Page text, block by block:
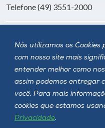
Nós utilizamos os
com nosso site mais
entender melhor como
assim podemos entregar
você. Para mais
cookies que estamos
Privacidade.
Telefone (49) 3551-2000
Siga a Unoesc